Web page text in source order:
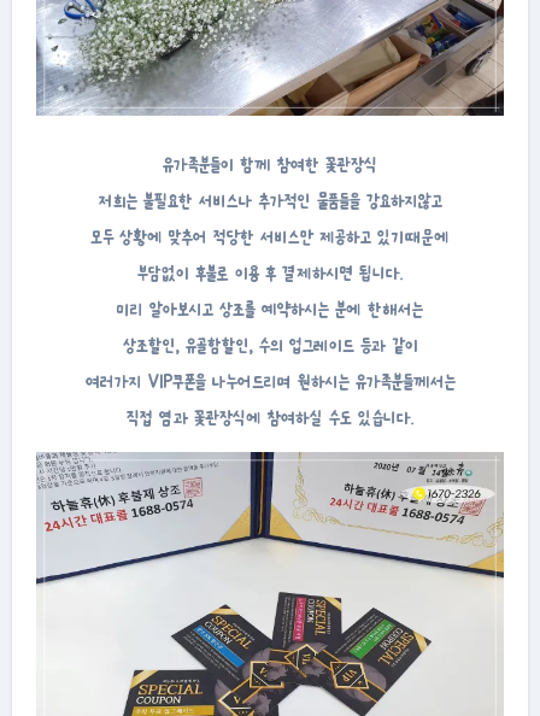
유가족분들이 함께 참여한 꽃관장식
저희는 불필요한 서비스나 추가적인 물품들을 강요하지않고
모두 상황에 맞추어 적당한 서비스만 제공하고 있기때문에
부담없이 후불로 이용 후 결제하시면 됩니다.
미리 알아보시고 상조를 예약하시는 분에 한해서는
상조할인, 유골함할인, 수의 업그레이드 등과 같이
여러가지 VIP쿠폰을 나누어드리며 원하시는 유가족분들께서는
직접 염과 꽃관장식에 참여하실 수도 있습니다.